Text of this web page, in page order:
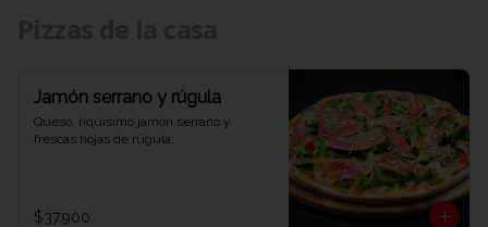
Jamón serrano y rúgula
Queso, riquísimo jamón serrano y
frescas hojas de rúgula.
$37.900